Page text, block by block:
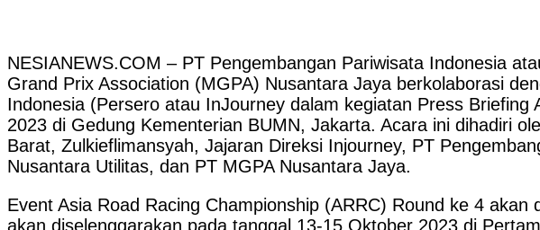
NESIANEWS.COM – PT Pengembangan Pariwisata Indonesia
Grand Prix Association (MGPA) Nusantara Jaya berkolaborasi
Indonesia (Persero atau InJourney dalam kegiatan Press
2023 di Gedung Kementerian BUMN, Jakarta. Acara ini dihadiri
Barat, Zulkieflimansyah, Jajaran Direksi Injourney, PT
Nusantara Utilitas, dan PT MGPA Nusantara Jaya.
Event Asia Road Racing Championship (ARRC) Round ke 4
akan diselenggarakan pada tanggal 13-15 Oktober 2023 di